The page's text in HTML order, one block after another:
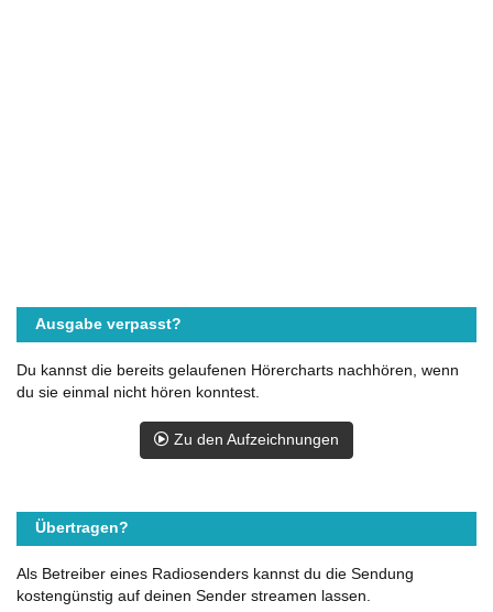
Ausgabe verpasst?
Du kannst die bereits gelaufenen Hörercharts nachhören, wenn
du sie einmal nicht hören konntest.
Zu den Aufzeichnungen
Übertragen?
Als Betreiber eines Radiosenders kannst du die Sendung
kostengünstig auf deinen Sender streamen lassen.